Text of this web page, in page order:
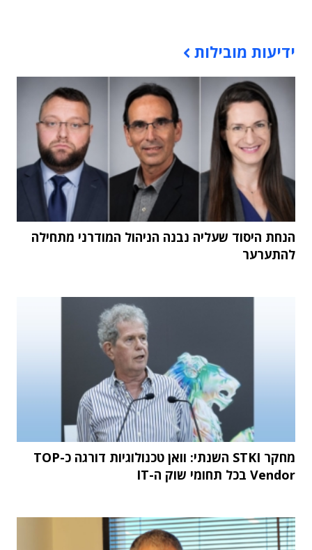
ידיעות מובילות
הנחת היסוד שעליה נבנה הניהול המודרני מתחילה
להתערער
מחקר STKI השנתי: וואן טכנולוגיות דורגה כ-TOP
Vendor בכל תחומי שוק ה-IT